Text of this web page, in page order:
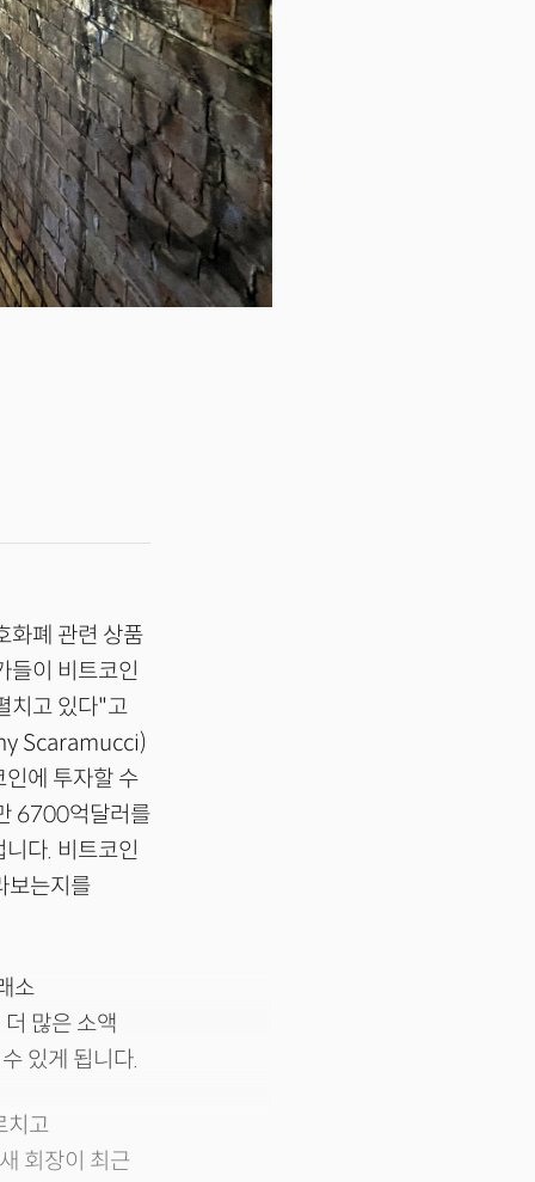
화폐 관련 상품
들이 비트코인
치고 있다"고
Scaramucci)
에 투자할 수
6700억달러를
다. 비트코인
보는지를
소
많은 소액
있게 됩니다.
치고
회장이 최근